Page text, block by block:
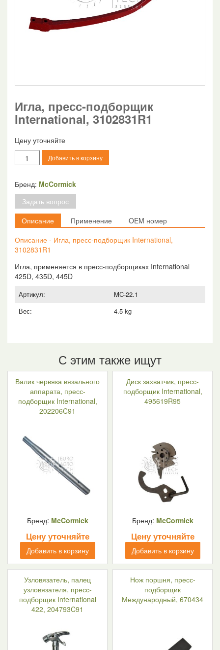
Игла, пресс-подборщик
International, 3102831R1
Цену уточняйте
Количество
товара
пресс-
подборщик
International,
3102831R1
Добавить в корзину
Бренд: McCormick
Задать вопрос
Описание
Применение
OEM номер
Описание - Игла, пресс-подборщик International,
3102831R1
Игла, применяется в пресс-подборщиках International
425D, 435D, 445D
Артикул:
MC-22.1
Вес:
4.5 kg
С этим также ищут
Валик червяка вязального
аппарата, пресс-
подборщик International,
202206C91
Бренд: McCormick
Цену уточняйте
Добавить в корзину
Диск захватчик, пресс-
подборщик International,
495619R95
Бренд: McCormick
Цену уточняйте
Добавить в корзину
Узловязатель, палец
узловязателя, пресс-
подборщик International
422, 204793C91
Нож поршня, пресс-
подборщик
Международный, 670434